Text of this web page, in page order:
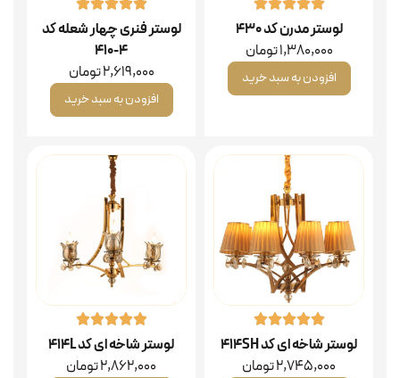
لوستر مدرن کد ۴۳۰
1,380,000تومان
افزودن به سبد خرید
لوستر فنری چهار شعله کد
۴-۴۱۰
2,619,000تومان
افزودن به سبد خرید
لوستر شاخه ای کد 414SH
2,745,000تومان
لوستر شاخه ای کد 414L
2,862,000تومان